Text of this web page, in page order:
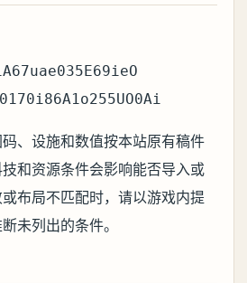
、设施和数值按本站原有稿件
和资源条件会影响能否导入或
布局不匹配时，请以游戏内提
未列出的条件。